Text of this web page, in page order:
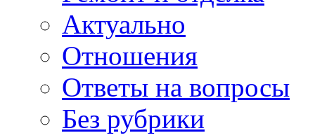
Актуально
Отношения
Ответы на вопросы
Без рубрики